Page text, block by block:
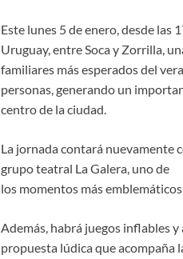
Este lunes 5 de enero, desde las
Uruguay, entre Soca y Zorrilla,
familiares más esperados del
personas, generando un
centro de la ciudad.
La jornada contará nuevamente
grupo teatral La Galera, uno de
los momentos más
Además, habrá juegos inflables
propuesta lúdica que acompaña